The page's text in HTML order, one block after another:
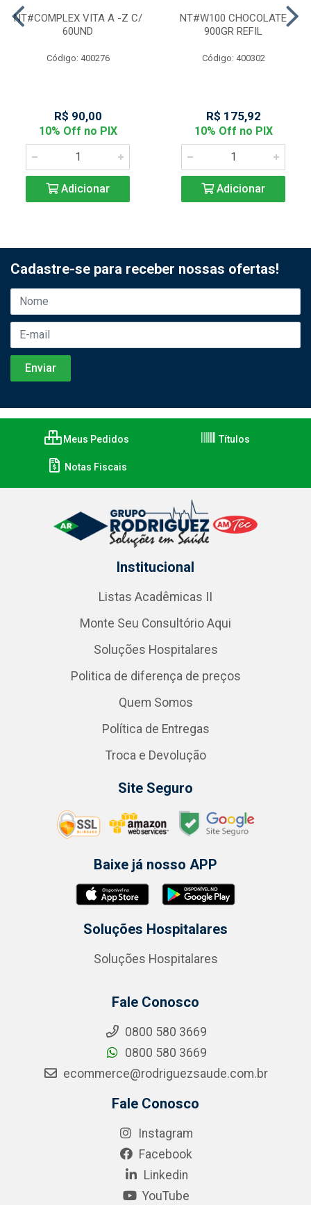
NT#COMPLEX VITA A -Z C/
60UND
Código: 400276
R$ 90,00
10% Off no PIX
Adicionar
NT#W100 CHOCOLATE
900GR REFIL
Código: 400302
R$ 175,92
10% Off no PIX
Adicionar
Cadastre-se para receber nossas ofertas!
Meus Pedidos Títulos
Notas Fiscais
Institucional
Listas Acadêmicas II
Monte Seu Consultório Aqui
Soluções Hospitalares
Politica de diferença de preços
Quem Somos
Política de Entregas
Troca e Devolução
Site Seguro
Baixe já nosso APP
Soluções Hospitalares
Soluções Hospitalares
Fale Conosco
0800 580 3669
0800 580 3669
ecommerce@rodriguezsaude.com.br
Fale Conosco
Instagram
Facebook
Linkedin
YouTube